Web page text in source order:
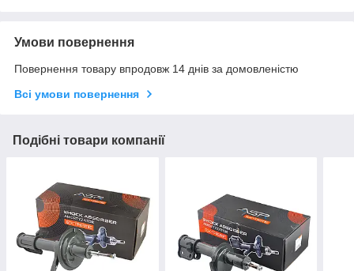
Умови повернення
Повернення товару впродовж 14 днів за домовленістю
Всі умови повернення
Подібні товари компанії